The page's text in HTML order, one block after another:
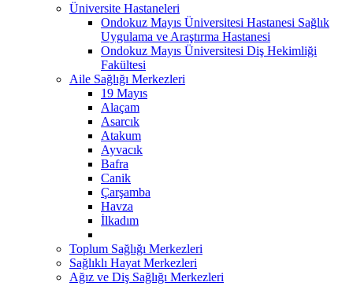
Üniversite Hastaneleri
Ondokuz Mayıs Üniversitesi Hastanesi Sağlık
Uygulama ve Araştırma Hastanesi
Ondokuz Mayıs Üniversitesi Diş Hekimliği
Fakültesi
Aile Sağlığı Merkezleri
19 Mayıs
Alaçam
Asarcık
Atakum
Ayvacık
Bafra
Canik
Çarşamba
Havza
İlkadım
Toplum Sağlığı Merkezleri
Sağlıklı Hayat Merkezleri
Ağız ve Diş Sağlığı Merkezleri